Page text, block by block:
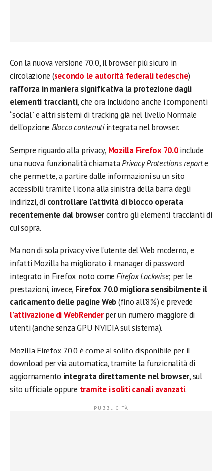
Con la nuova versione 70.0, il browser più sicuro in
circolazione (secondo le autorità federali tedesche)
rafforza in maniera significativa la protezione dagli
elementi traccianti, che ora includono anche i componenti
“social” e altri sistemi di tracking già nel livello Normale
dell’opzione Blocco contenutiintegrata nel browser.
Sempre riguardo alla privacy, Mozilla Firefox 70.0include
una nuova funzionalità chiamataPrivacy Protections reporte
che permette, a partire dalle informazioni su un sito
accessibili tramite l’icona alla sinistra della barra degli
indirizzi, di controllare l’attività di blocco operata
recentemente dal browsercontro gli elementi traccianti di
cui sopra.
Ma non di sola privacy vive l’utente del Web moderno, e
infatti Mozilla ha migliorato il manager di password
integrato in Firefox noto comeFirefox Lockwise; per le
prestazioni, invece, Firefox 70.0 migliora sensibilmente il
caricamento delle pagine Web(fino all’8%) e prevede
l’attivazione di WebRenderper un numero maggiore di
utenti (anche senza GPU NVIDIA sul sistema).
Mozilla Firefox 70.0 è come al solito disponibile per il
download per via automatica, tramite la funzionalità di
aggiornamento integrata direttamente nel browser, sul
sito ufficiale oppure tramite i soliti canali avanzati.